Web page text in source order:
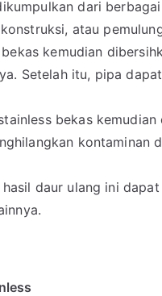
dari
atau
bekas kemudian
Setelah itu, pipa
bekas
kontaminan
daur ulang ini